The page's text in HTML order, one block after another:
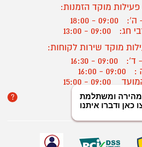
מוקד הזמנות:
ה':
09:00 - 18:00
חג:
09:00 - 13:00
מוקד שירות לקוחות:
ד':
09:00 - 16:30
:
09:00 - 16:00
? קשר/ביטול הזמנה